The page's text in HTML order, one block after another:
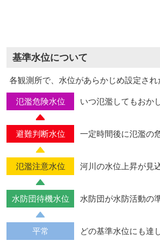
基準水位について
各観測所で、水位があらかじめ設定さ
氾濫危険水位 いつ氾濫してもおか
避難判断水位 一定時間後に氾濫の
氾濫注意水位 河川の水位上昇が見
水防団待機水位 水防団が水防活動の
平常 どの基準水位にも達